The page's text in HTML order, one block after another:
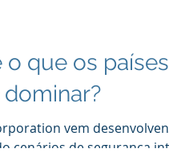
o que os
vem
cenários de segurança